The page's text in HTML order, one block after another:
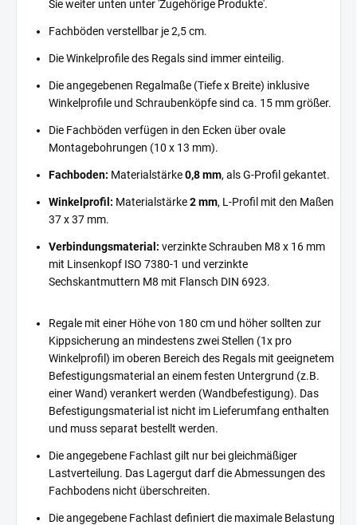
Sie weiter unten unter 'Zugehörige Produkte'.
Fachböden verstellbar je 2,5 cm.
Die Winkelprofile des Regals sind immer einteilig.
Die angegebenen Regalmaße (Tiefe x Breite) inklusive
Winkelprofile und Schraubenköpfe sind ca. 15 mm größer.
Die Fachböden verfügen in den Ecken über ovale
Montagebohrungen (10 x 13 mm).
Fachboden: Materialstärke0,8 mm, als G-Profil gekantet.
Winkelprofil: Materialstärke2 mm, L-Profil mit den Maßen
37 x 37 mm.
Verbindungsmaterial: verzinkte Schrauben M8 x 16 mm
mit Linsenkopf ISO 7380-1 und verzinkte
Sechskantmuttern M8 mit Flansch DIN 6923.
Regale mit einer Höhe von 180 cm und höher sollten zur
Kippsicherung an mindestens zwei Stellen (1x pro
Winkelprofil) im oberen Bereich des Regals mit geeignetem
Befestigungsmaterial an einem festen Untergrund (z.B.
einer Wand) verankert werden (Wandbefestigung). Das
Befestigungsmaterial ist nicht im Lieferumfang enthalten
und muss separat bestellt werden.
Die angegebene Fachlast gilt nur bei gleichmäßiger
Lastverteilung. Das Lagergut darf die Abmessungen des
Fachbodens nicht überschreiten.
Die angegebene Fachlast definiert die maximale Belastung